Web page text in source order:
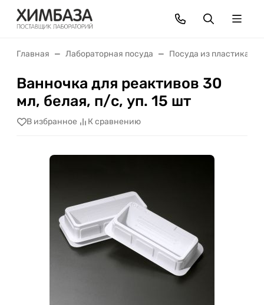
Главная Лабораторная посуда Посуда из пластика
Ванночка для реактивов 30
мл, белая, п/с, уп. 15 шт
В избранное К сравнению